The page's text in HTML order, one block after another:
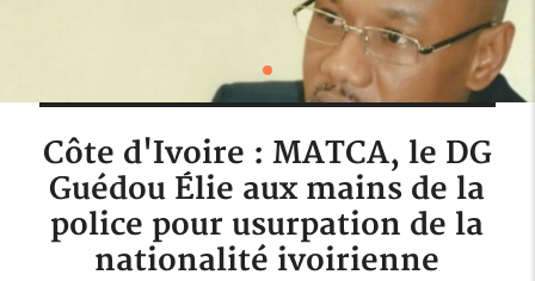
Côte d'Ivoire : MATCA, le DG
Guédou Élie aux mains de la
police pour usurpation de la
nationalité ivoirienne